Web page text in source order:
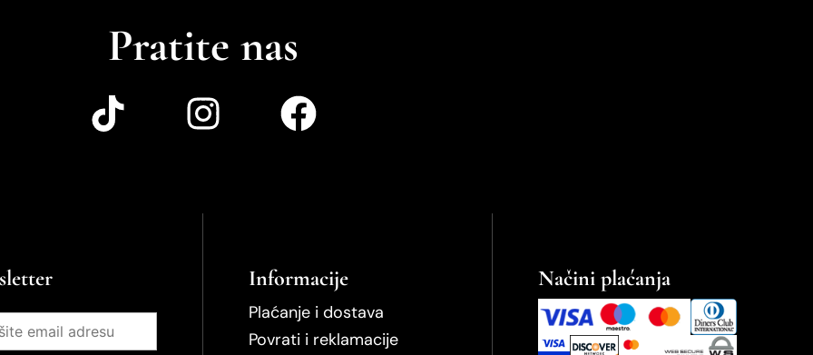
Pratite nas
Informacije
Plaćanje i dostava
Povrati i reklamacije
Načini plaćanja